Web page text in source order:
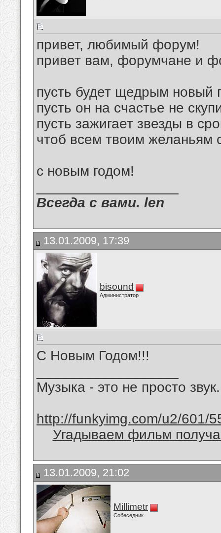
привет, любимый форум!
привет вам, форумчане и
пусть будет щедрым новый
пусть он на счастье не
пусть зажигает звезды в
чтоб всем твоим желаньям
с новым годом!
Всегда с вами. len
13.01.2009, 17:39
bisound
Администратор
С Новым Годом!!!
Музыка - это не просто
http://funkyimg.com/u2/601/
Угадываем фильм
13.01.2009, 21:02
Millimetr
Собеседник